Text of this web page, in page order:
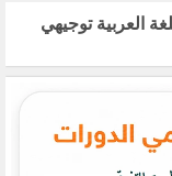
العربية توجيهي